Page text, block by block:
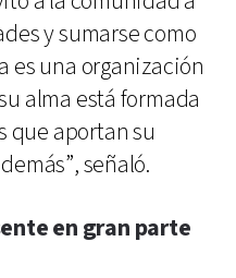
y sumarse como
es una organización
alma está formada
que aportan su
señaló.
en gran parte